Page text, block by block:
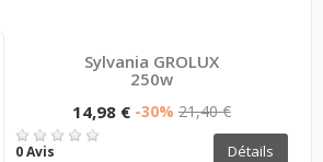
Sylvania GROLUX
250w
14,98 € -30% 21,40 €
0 Avis Détails